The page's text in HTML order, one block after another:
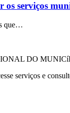
os serviços
que…
DO
serviços e